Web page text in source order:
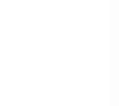
Pen Pro/za tablet Pad 7 i Pad 8/bela